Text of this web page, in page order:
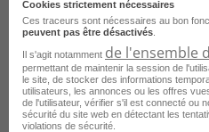
Directeur de Crèche
Cookies strictement nécessaires
Ces traceurs sont nécessaires au bon
peuvent pas être désactivés
Il s'agit notamment de l'ensemble
permettant de maintenir la session de
le site, de stocker des informations
utilisateurs, les annonces ou les offres
de l'utilisateur, vérifier s'il est connecté ou
sécurité du site web en détectant les
violations de sécurité.